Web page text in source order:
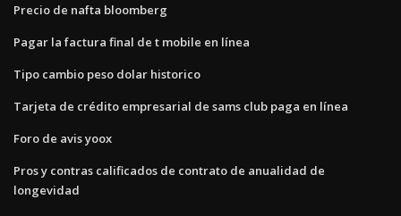
Precio de nafta bloomberg
Pagar la factura final de t mobile en línea
Tipo cambio peso dolar historico
Tarjeta de crédito empresarial de sams club paga en línea
Foro de avis yoox
Pros y contras calificados de contrato de anualidad de
longevidad